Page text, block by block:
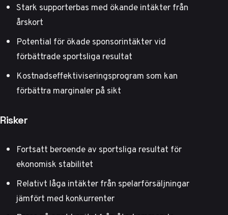
Stark supporterbas med ökande intäkter från
årskort
Potential för ökade sponsorintäkter vid
förbättrade sportsliga resultat
Kostnadseffektiviseringsprogram som kan
förbättra marginaler på sikt
Risker
Fortsatt beroende av sportsliga resultat för
ekonomisk stabilitet
Relativt låga intäkter från spelarförsäljningar
jämfört med konkurrenter